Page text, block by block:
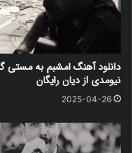
دانلود آهنگ امشبم به مستی
نیومدی از دیان رایگان
2025-04-26